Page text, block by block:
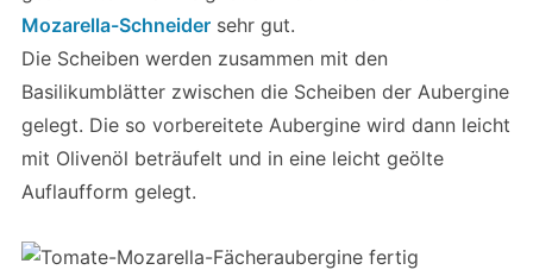
Mozarella-Schneidersehr gut.
Die Scheiben werden zusammen mit den
Basilikumblätter zwischen die Scheiben der Aubergine
gelegt. Die so vorbereitete Aubergine wird dann leicht
mit Olivenöl beträufelt und in eine leicht geölte
Auflaufform gelegt.